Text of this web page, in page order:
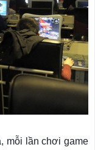
mỗi lần chơi game